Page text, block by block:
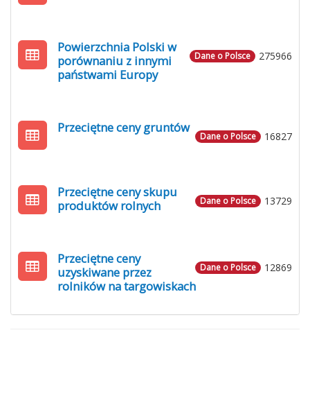
275966
Dane o Polsce
Powierzchnia Polski w
porównaniu z innymi
państwami Europy
16827
Dane o Polsce
Przeciętne ceny gruntów
13729
Dane o Polsce
Przeciętne ceny skupu
produktów rolnych
12869
Dane o Polsce
Przeciętne ceny
uzyskiwane przez
rolników na targowiskach